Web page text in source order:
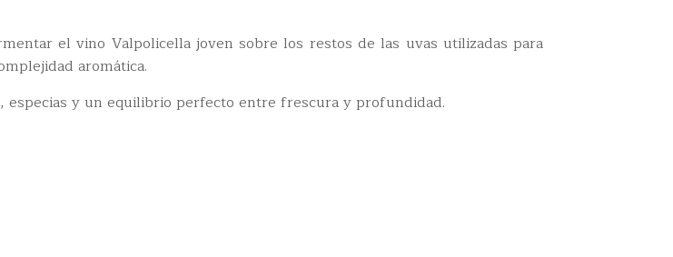
el vino Valpolicella joven sobre los restos de las uvas utilizadas para
aromática.
y un equilibrio perfecto entre frescura y profundidad.